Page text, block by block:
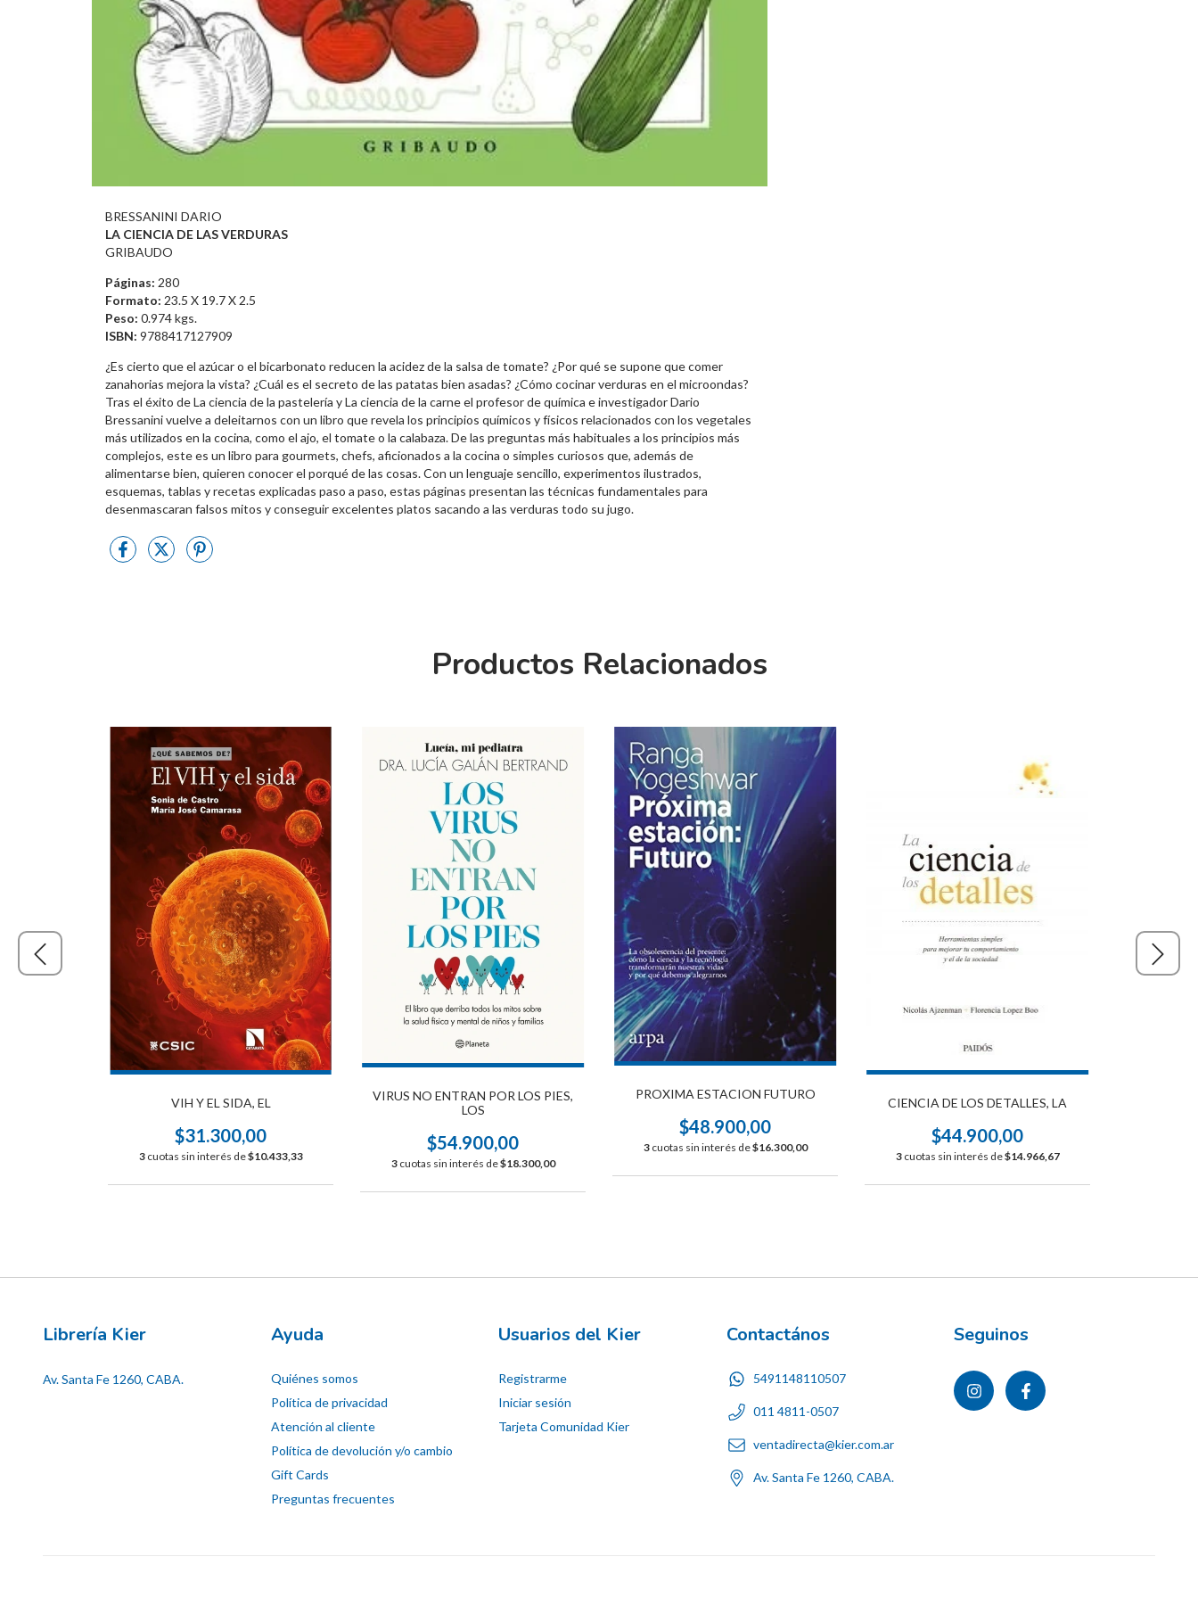
BRESSANINI DARIO
LA CIENCIA DE LAS VERDURAS
GRIBAUDO
Páginas: 280
Formato: 23.5 X 19.7 X 2.5
Peso: 0.974 kgs.
ISBN: 9788417127909
¿Es cierto que el azúcar o el bicarbonato reducen la acidez de la salsa de tomate? ¿Por qué se supone que comer
zanahorias mejora la vista? ¿Cuál es el secreto de las patatas bien asadas? ¿Cómo cocinar verduras en el microondas?
Tras el éxito de La ciencia de la pastelería y La ciencia de la carne el profesor de química e investigador Dario
Bressanini vuelve a deleitarnos con un libro que revela los principios químicos y físicos relacionados con los vegetales
más utilizados en la cocina, como el ajo, el tomate o la calabaza. De las preguntas más habituales a los principios más
complejos, este es un libro para gourmets, chefs, aficionados a la cocina o simples curiosos que, además de
alimentarse bien, quieren conocer el porqué de las cosas. Con un lenguaje sencillo, experimentos ilustrados,
esquemas, tablas y recetas explicadas paso a paso, estas páginas presentan las técnicas fundamentales para
desenmascaran falsos mitos y conseguir excelentes platos sacando a las verduras todo su jugo.
Productos Relacionados
VIH Y EL SIDA, EL
$31.300,00
3 cuotas sin interés de$10.433,33
VIRUS NO ENTRAN POR LOS PIES,
LOS
$54.900,00
3 cuotas sin interés de$18.300,00
PROXIMA ESTACION FUTURO
$48.900,00
3 cuotas sin interés de$16.300,00
CIENCIA DE LOS DETALLES, LA
$44.900,00
3 cuotas sin interés de$14.966,67
Librería Kier
Av. Santa Fe 1260, CABA.
Ayuda
Quiénes somos
Política de privacidad
Atención al cliente
Política de devolución y/o cambio
Gift Cards
Preguntas frecuentes
Usuarios del Kier
Registrarme
Iniciar sesión
Tarjeta Comunidad Kier
Contactános
5491148110507
011 4811-0507
ventadirecta@kier.com.ar
Av. Santa Fe 1260, CABA.
Seguinos